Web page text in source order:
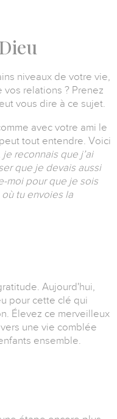
niveaux de votre vie,
vos relations ? Prenez
vous dire à ce sujet.
avec votre ami le
tout entendre. Voici
je reconnais que j’ai
que je devais aussi
moi pour que je sois
tu envoies la
Aujourd'hui,
pour cette clé qui
Élevez ce merveilleux
une vie comblée
ensemble.